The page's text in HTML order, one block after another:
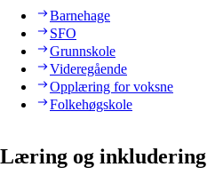
Barnehage
SFO
Grunnskole
Videregående
Opplæring for voksne
Folkehøgskole
Læring og inkludering